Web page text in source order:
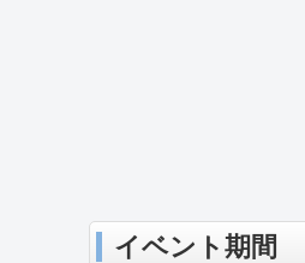
イベント期間